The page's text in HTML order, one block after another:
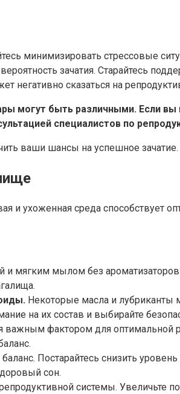
минимизировать стрессовые
зачатия. Старайтесь
негативно сказаться на
могут быть различными. Если
специалистов по
ваши шансы на успешное зачатие.
и ухоженная среда способствует
и мягким мылом без ароматизаторов
Некоторые масла и лубриканты
на их состав и выбирайте
важным фактором для оптимальной
Постарайтесь снизить
сон.
системы. Увеличьте